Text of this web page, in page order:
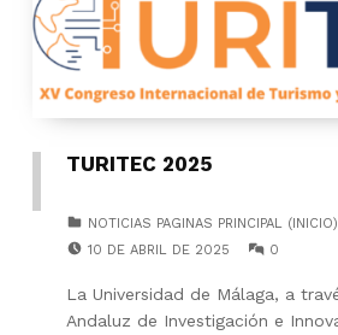
TURITEC 2025
NOTICIAS PAGINAS PRINCIPAL (INICIO)
10 DE ABRIL DE 2025 0
La Universidad de Málaga, a
Andaluz de Investigación e